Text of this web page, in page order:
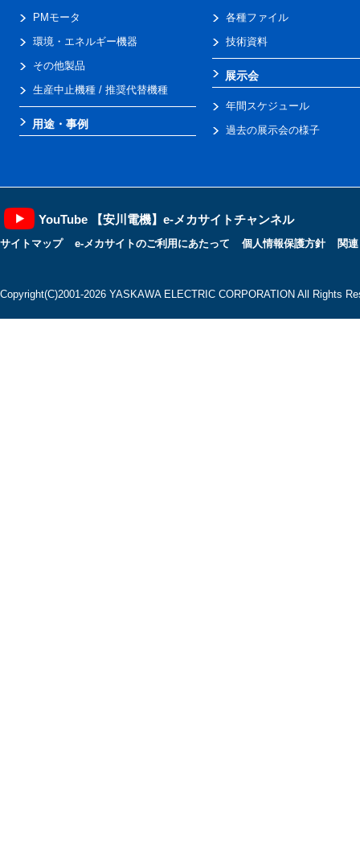
PMモータ
環境・エネルギー機器
その他製品
生産中止機種 / 推奨代替機種
用途・事例
各種ファイル
技術資料
展示会
年間スケジュール
過去の展示会の様子
YouTube 【安川電機】e-メカサイトチャンネル
サイトマップ e-メカサイトのご利用にあたって 個人情報保護方針 関
Copyright(C)2001‐2026 YASKAWA ELECTRIC CORPORATION All Rights